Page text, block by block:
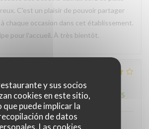
y sus socios
cookies en este sitio,
que puede implicar la
de datos
Las cookies
C'est un plaisir de pouvoir partager
chaque occasion dans cet établissement.
pour l'accueil. À très bientôt.
- Invitados 3
: 4/5 Menú:4/5 Calidad / Precio /5